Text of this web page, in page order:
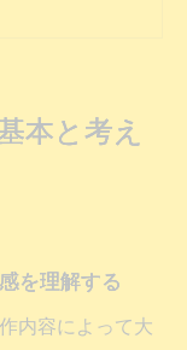
制作費用の特
用の違い
ラクター制作
本と考え
を理解する
内容によって大